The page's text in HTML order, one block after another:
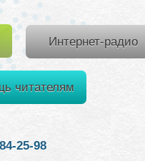
Интернет-радио
читателям
25-98